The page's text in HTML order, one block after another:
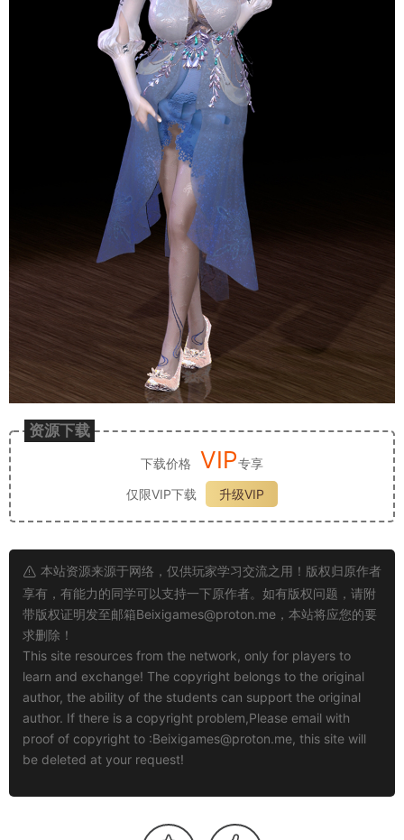
资源下载
下载价格 VIP专享
仅限VIP下载
升级VIP
本站资源来源于网络，仅供玩家学习交流之用！版权归原作者
享有，有能力的同学可以支持一下原作者。如有版权问题，请附
带版权证明发至邮箱Beixigames@proton.me ，本站将应您的要
求删除！
This site resources from the network, only for players to
learn and exchange! The copyright belongs to the original
author, the ability of the students can support the original
author. If there is a copyright problem,Please email with
proof of copyright to :Beixigames@proton.me, this site will
be deleted at your request!